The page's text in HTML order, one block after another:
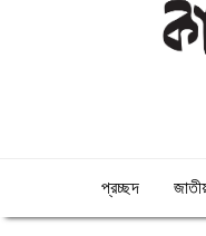
প্রচ্ছদ